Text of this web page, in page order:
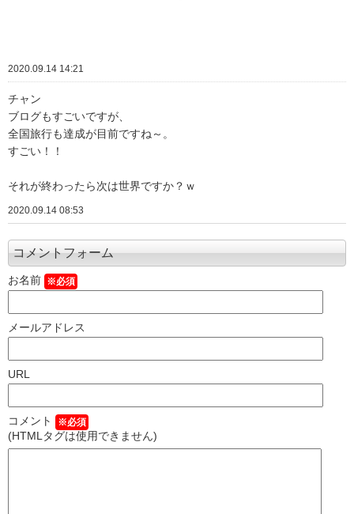
2020.09.14 14:21
チャン
ブログもすごいですが、
全国旅行も達成が目前ですね～。
すごい！！
それが終わったら次は世界ですか？ｗ
2020.09.14 08:53
コメントフォーム
お名前 ※必須
メールアドレス
URL
コメント ※必須
(HTMLタグは使用できません)